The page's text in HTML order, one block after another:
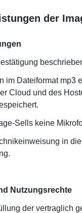
der
im Dateiformat
Cloud und des
Sells keine
in
Nutzungsrechte
der vertraglich